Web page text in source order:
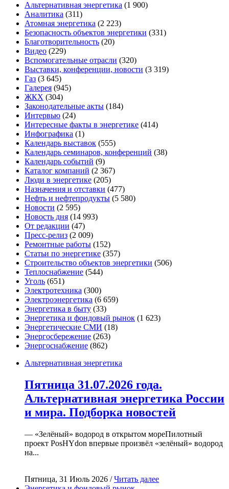
Альтернативная энергетика (1 900)
Аналитика (311)
Атомная энергетика (2 223)
Безопасность объектов энергетики (331)
Благотворительность (20)
Видео (229)
Вспомогательные отрасли (320)
Выставки, конференции, новости (3 319)
Газ (3 645)
Галерея (945)
ЖКХ (304)
Законодательные акты (184)
Интервью (24)
Интересные факты в энергетике (414)
Инфографика (1)
Календарь выставок (555)
Календарь семинаров, конференций (38)
Календарь событий (9)
Каталог компаний (2 367)
Люди в энергетике (205)
Назначения и отставки (477)
Нефть и нефтепродукты (5 580)
Новости (2 595)
Новость дня (14 993)
От редакции (47)
Пресс-релиз (2 009)
Ремонтные работы (152)
Статьи по энергетике (357)
Строительство объектов энергетики (506)
Теплоснабжение (544)
Уголь (651)
Электротехника (300)
Электроэнергетика (6 659)
Энергетика в быту (33)
Энергетика и фондовый рынок (1 623)
Энергетические СМИ (18)
Энергосбережение (263)
Энергоснабжение (862)
Альтернативная энергетика
Пятница 31.07.2026 года.
Альтернативная энергетика России
и мира. Подборка новостей
— «Зелёный» водород в открытом мореПилотный
проект PosHYdon впервые произвёл «зелёный» водород
на...
Пятница, 31 Июль 2026 /Читать далее